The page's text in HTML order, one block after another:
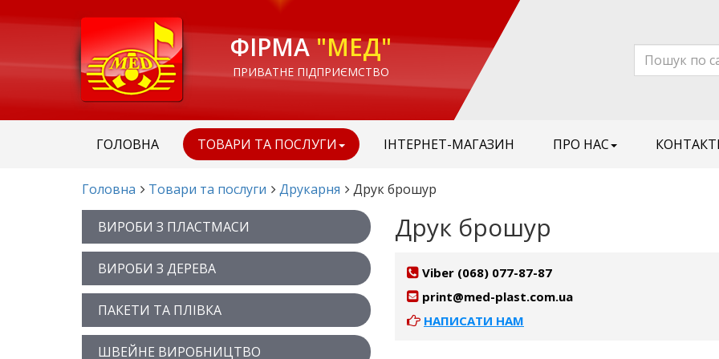
ФІРМА"МЕД"
ПРИВАТНЕ ПІДПРИЄМСТВО
ГОЛОВНА ТОВАРИ ТА ПОСЛУГИ ІНТЕРНЕТ-МАГАЗИН ПРО НАС
Головна Товари та послуги Друкарня Друк брошур
Друк брошур
Viber (068) 077-87-87
print@med-plast.com.ua
НАПИСАТИ НАМ
ВИРОБИ З ПЛАСТМАСИ
ВИРОБИ З ДЕРЕВА
ПАКЕТИ ТА ПЛІВКА
ШВЕЙНЕ ВИРОБНИЦТВО